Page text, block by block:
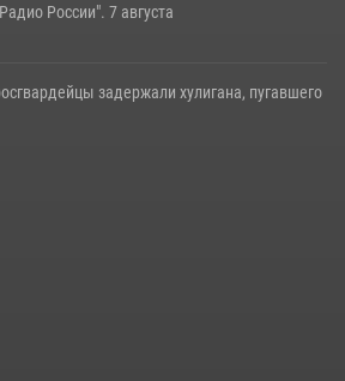
России". 7 августа
задержали хулигана, пугавшего